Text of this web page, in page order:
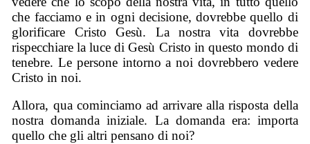
che facciamo e in ogni decisione, dovrebbe quello di
glorificare Cristo Gesù. La nostra vita dovrebbe
rispecchiare la luce di Gesù Cristo in questo mondo di
tenebre. Le persone intorno a noi dovrebbero vedere
Cristo in noi.
Allora, qua cominciamo ad arrivare alla risposta della
nostra domanda iniziale. La domanda era: importa
quello che gli altri pensano di noi?